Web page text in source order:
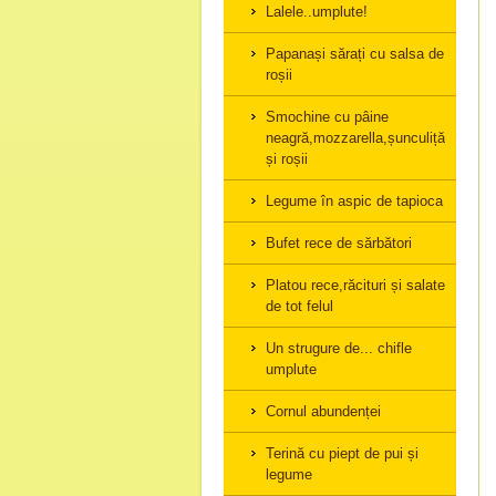
Lalele..umplute!
Papanași sărați cu salsa de
roșii
Smochine cu pâine
și roșii
Legume în aspic de tapioca
Bufet rece de sărbători
Platou rece,răcituri și salate
de tot felul
Un strugure de... chifle
umplute
Cornul abundenței
Terină cu piept de pui și
legume